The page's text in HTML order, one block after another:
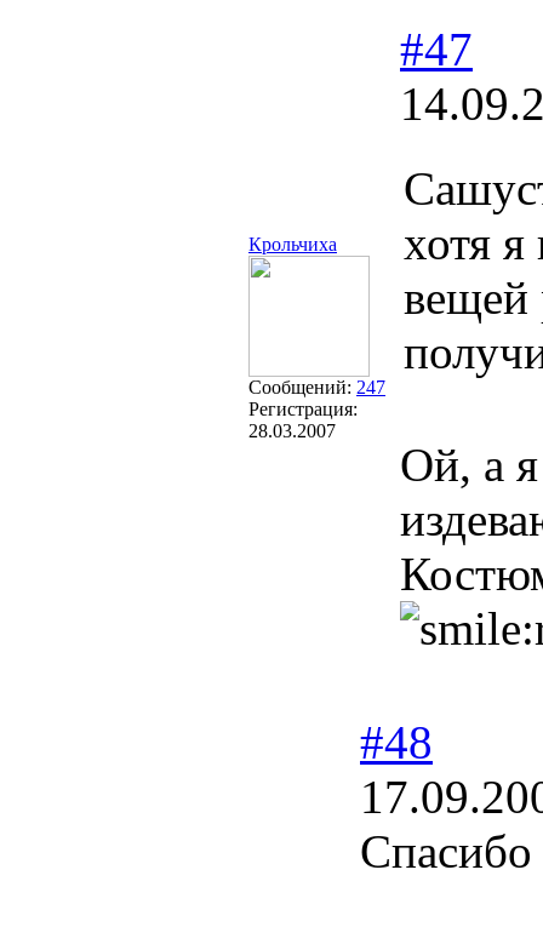
Крольчиха
Сообщений: 247
Регистрация:
28.03.2007
#47
хотя
вещей
Ой, а
#48